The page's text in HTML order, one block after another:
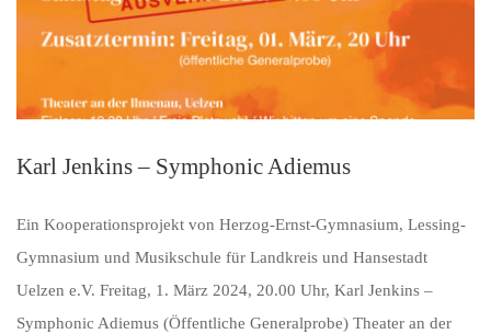
Karl Jenkins – Symphonic Adiemus
Ein Kooperationsprojekt von Herzog-Ernst-Gymnasium, Lessing-
Gymnasium und Musikschule für Landkreis und Hansestadt
Uelzen e.V. Freitag, 1. März 2024, 20.00 Uhr, Karl Jenkins –
Symphonic Adiemus (Öffentliche Generalprobe) Theater an der